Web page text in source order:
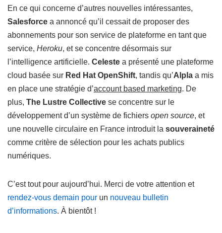
En ce qui concerne d’autres nouvelles intéressantes,
Salesforce a annoncé qu’il cessait de proposer des
abonnements pour son service de plateforme en tant que
service, Heroku, et se concentre désormais sur
l’intelligence artificielle. Celeste a présenté une plateforme
cloud basée sur Red Hat OpenShift, tandis qu’Alpla a mis
en place une stratégie d’account based marketing. De
plus, The Lustre Collective se concentre sur le
développement d’un système de fichiers open source, et
une nouvelle circulaire en France introduit la souveraineté
comme critère de sélection pour les achats publics
numériques.
C’est tout pour aujourd’hui. Merci de votre attention et
rendez-vous demain pour un nouveau bulletin
d’informations. À bientôt !